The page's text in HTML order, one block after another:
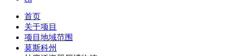
首页
关于项目
项目地域范围
莫斯科州